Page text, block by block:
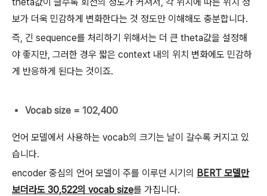
보가 더욱 민감하게 변화한다는 것 정도만 이해해도 충분합니다.
즉, 긴 sequence를 처리하기 위해서는 더 큰 theta값을 설정해
야 좋지만, 그러한 경우 짧은 context 내의 위치 변화에도 민감하
게 반응하게 된다는 것이죠.
Vocab size = 102,400
언어 모델에서 사용하는 vocab의 크기는 날이 갈수록 커지고 있
습니다.
encoder 중심의 언어 모델이 주를 이루던 시기의 BERT 모델만
보더라도 30,522의 vocab size를 가집니다.